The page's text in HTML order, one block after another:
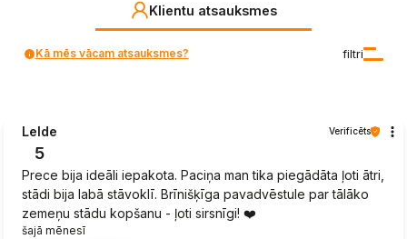
Klientu atsauksmes
filtri
Kā mēs vācam atsauksmes?
Lelde Verificēts
5
Prece bija ideāli iepakota. Paciņa man tika piegādāta ļoti ātri,
stādi bija labā stāvoklī. Brīnišķīga pavadvēstule par tālāko
zemeņu stādu kopšanu - ļoti sirsnīgi! ❤️
šajā mēnesī